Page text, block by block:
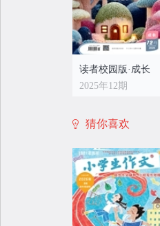
读者校园版·成长
2025年12期
猜你喜欢